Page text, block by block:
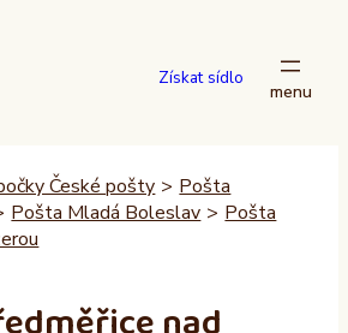
Získat sídlo
České pošty > Pošta
Pošta Mladá Boleslav > Pošta